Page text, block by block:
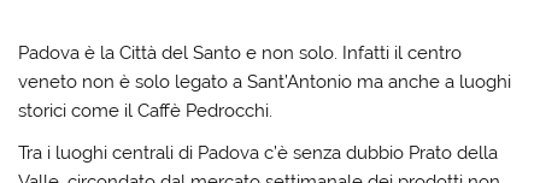
Padova è la Città del Santo e non solo. Infatti il centro
veneto non è solo legato a Sant’Antonio ma anche a luoghi
storici come il Caffè Pedrocchi.
Tra i luoghi centrali di Padova c’è senza dubbio Prato della